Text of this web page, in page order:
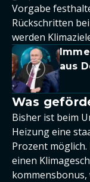
Vorgabe
Rückschritten
werden
aus
Was
Bisher ist beim
Heizung eine
Prozent
einen